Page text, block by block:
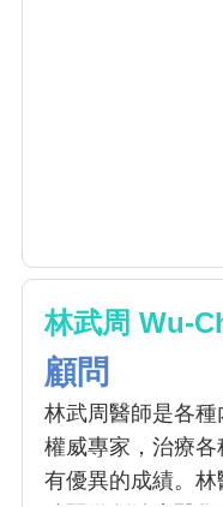
林武周 Wu-
顧問
林武周醫師是各
權威專家，治療
有優異的成績。